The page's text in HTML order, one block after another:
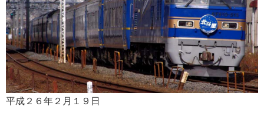
平成２６年２月１９日